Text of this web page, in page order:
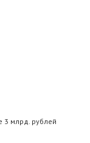
3 млрд. рублей